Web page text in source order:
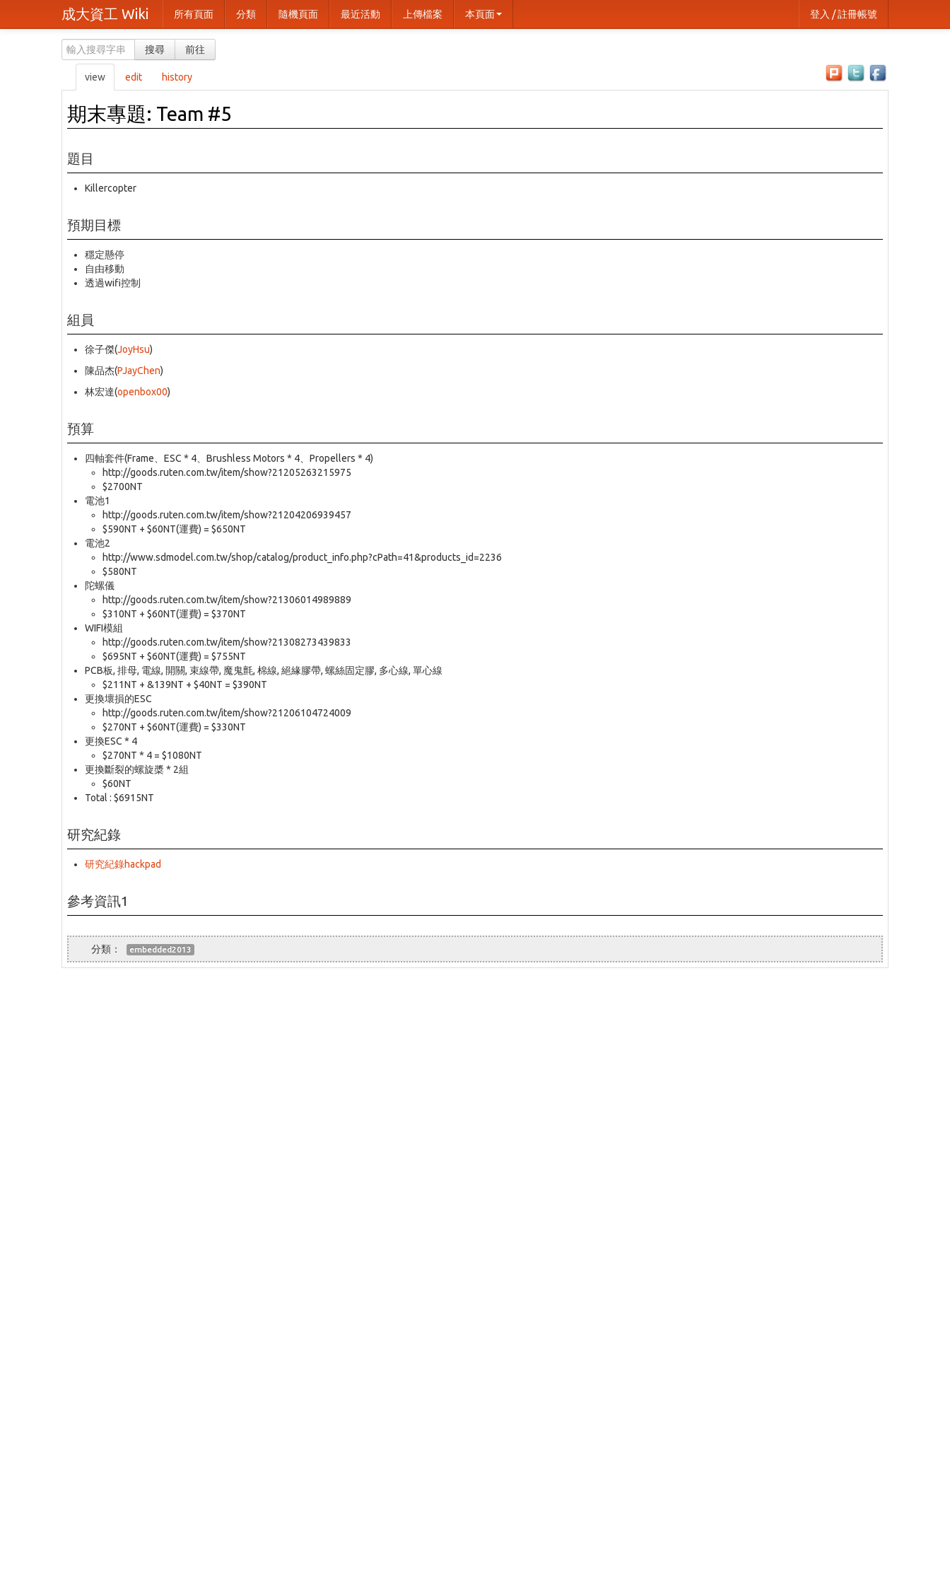
成大資工 Wiki 所有頁面 分類 隨機頁面 最近活動 上傳檔案 本頁面 登入 / 註冊帳號
搜尋 前往
view edit history
期末專題: Team #5
題目
Killercopter
預期目標
穩定懸停
自由移動
透過wifi控制
組員
徐子傑(JoyHsu)
陳品杰(PJayChen)
林宏達(openbox00)
預算
四軸套件(Frame、ESC * 4、Brushless Motors * 4、Propellers * 4)
http://goods.ruten.com.tw/item/show?21205263215975
$2700NT
電池1
http://goods.ruten.com.tw/item/show?21204206939457
$590NT + $60NT(運費) = $650NT
電池2
http://www.sdmodel.com.tw/shop/catalog/product_info.php?cPath=41&products_id=2236
$580NT
陀螺儀
http://goods.ruten.com.tw/item/show?21306014989889
$310NT + $60NT(運費) = $370NT
WIFI模組
http://goods.ruten.com.tw/item/show?21308273439833
$695NT + $60NT(運費) = $755NT
PCB板, 排母, 電線, 開關, 束線帶, 魔鬼氈, 棉線, 絕緣膠帶, 螺絲固定膠, 多心線, 單心線
$211NT + &139NT + $40NT = $390NT
更換壞損的ESC
http://goods.ruten.com.tw/item/show?21206104724009
$270NT + $60NT(運費) = $330NT
更換ESC * 4
$270NT * 4 = $1080NT
更換斷裂的螺旋槳 * 2組
$60NT
Total : $6915NT
研究紀錄
研究紀錄hackpad
參考資訊1
embedded2013